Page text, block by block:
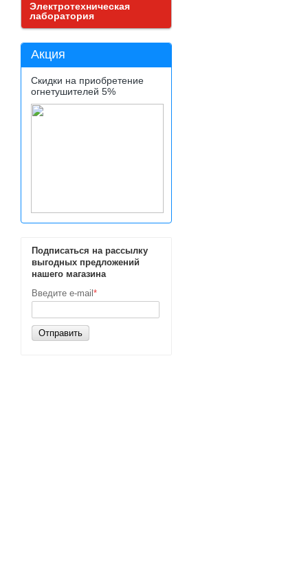
Электротехническая
лаборатория
Акция
Скидки на приобретение
огнетушителей 5%
Подписаться на рассылку
выгодных предложений
нашего магазина
Введите e-mail *
Отправить